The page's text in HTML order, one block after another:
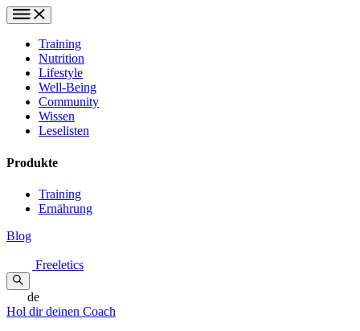
Training
Nutrition
Lifestyle
Well-Being
Community
Wissen
Leselisten
Produkte
Training
Ernährung
Blog
Freeletics
de
Hol dir deinen Coach